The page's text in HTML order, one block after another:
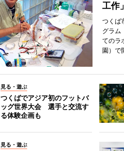
工作」
つくば
グラム
てのラ
園）で
見る・遊ぶ
つくばでアジア初のフットバ
ッグ世界大会 選手と交流す
る体験企画も
見る・遊ぶ